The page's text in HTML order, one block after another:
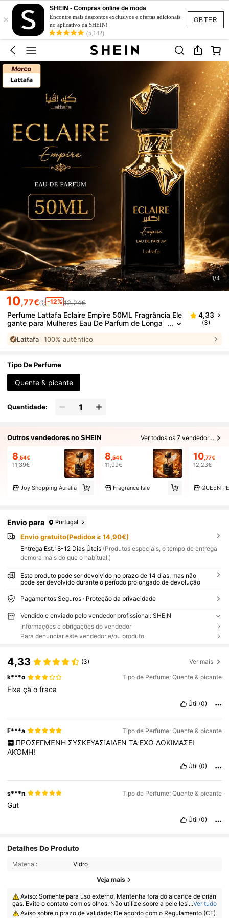
OBTER
×
SHEIN - Compras online de moda
Encontre mais descontos exclusivos e ofertas adicionais
no aplicativo da SHEIN!
(5,142)
1/4
10,77€ -12% 12,24€
Perfume Lattafa Eclaire Empire 50ML Fragrância Ele
gante para Mulheres Eau De Parfum de Longa
4,33
(3)
Lattafa 100% autêntico
Tipo De Perfume
Quente & picante
Quantidade:
Outros vendedores no SHEIN Ver todos os 7 vendedores
8 ,54€
11,39€
Joy Shopping Auralia
8 ,54€
11,99€
Fragrance Isle
10,77€
12,23€
QUEEN
Envio para Portugal
Envio gratuito(Pedidos ≥ 14,90€)
Entrega Est.: 8-12 Dias Úteis (Produtos especiais, o tempo de entrega
demora mais do que o habitual.)
Este produto pode ser devolvido no prazo de 14 dias, mas não
pode ser devolvido durante o período prolongado de devolução
Pagamentos Seguros · Proteção da privacidade
Vendido e enviado pelo vendedor profissional: SHEIN
Informações e obrigações do vendedor
Para denunciar este vendedor e/ou produto
4,33 (3) Ver mais
k***o Tipo de Perfume: Quente & picante
Fixaçãofraca
Útil (0)
F***a Tipo de Perfume: Quente & picante
ΠΡΟΣΕΓΜΈΝΗ ΣΥΣΚΕΥΑΣΊΑ!ΔΕΝ ΤΑ ΕΧΩ ΔΟΚΙΜΑΣΕΙ
ΑΚΌΜΗ!
Útil (0)
s***n Tipo de Perfume: Quente & picante
Gut
Útil (0)
Detalhes Do Produto
Material: Vidro
Veja mais
Aviso: Somente para uso externo. Mantenha fora do alcance de crian
ças. Evite o contato com os olhos. Não utilize sobre a pele lesionada ou
irritada. Suspenda o uso caso ocorra irritação.
...Ver tudo
Aviso sobre o prazo de validade: De acordo com o Regulamento (CE)